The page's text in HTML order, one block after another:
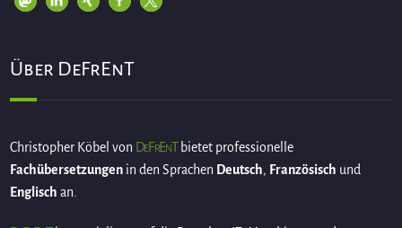
Über DeFrEnT
Christopher Köbel von DeFrEnTbietet professionelle
Fachübersetzungenin den Sprachen Deutsch, Französisch und
Englisch an.